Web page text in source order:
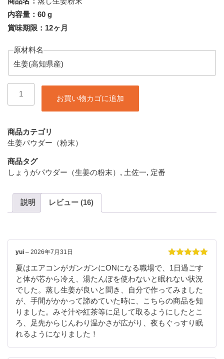
内容量：60 g
賞味期限：12ヶ月
原材料名
生姜(高知県産)
粉
末
個
お買い物カゴに追加
商品カテゴリ
生姜パウダー（粉末）
商品タグ
しょうがパウダー（生姜の粉末） , 土佐一, 定番
説明 レビュー (16)
評価
yui – 2026年7月31日
夏はエアコンがガンガンにONになる職場で、1日過ごす
と体が芯から冷え、湯たんぽを使わないと眠れない状況
でした。蒸し生姜が良いと聞き、自分で作ってみました
が、手間がかかって諦めていた時に、こちらの商品を知
りました。みそ汁や紅茶等に足して取るようにしたとこ
ろ、足先からじんわり温かさが広がり、夜もぐっすり眠
れるようになりました！